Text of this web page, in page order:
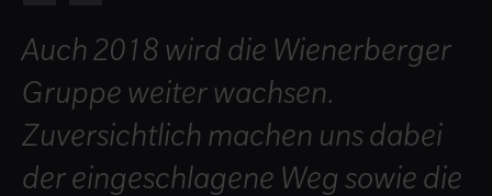
Auch 2018 wird die Wienerberger
Gruppe weiter wachsen.
Zuversichtlich machen uns dabei
der eingeschlagene Weg sowie die